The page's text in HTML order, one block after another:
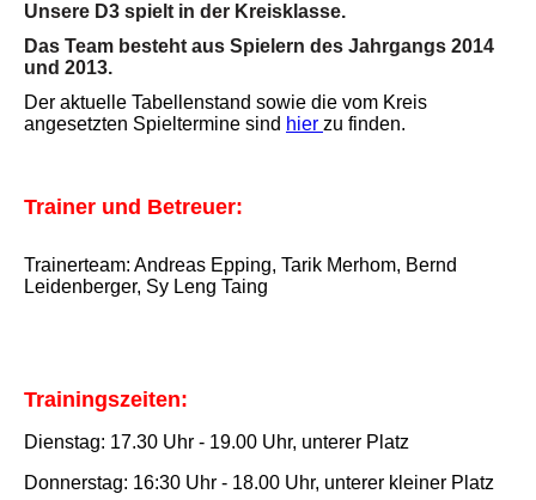
Unsere D3 spielt in der Kreisklasse.
Das Team besteht aus Spielern des Jahrgangs 2014
und 2013.
Der aktuelle Tabellenstand sowie die vom Kreis
angesetzten Spieltermine sind hier zu finden.
Trainer und Betreuer:
Trainerteam: Andreas Epping, Tarik Merhom, Bernd
Leidenberger, Sy Leng Taing
Trainingszeiten:
Dienstag: 17.30 Uhr - 19.00 Uhr, unterer Platz
Donnerstag: 16:30 Uhr - 18.00 Uhr, unterer kleiner Platz